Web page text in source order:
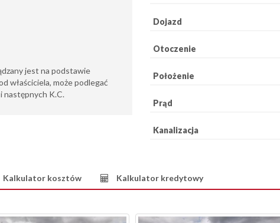
jest na podstawie
właściciela, może podlegać
następnych K.C.
Dojazd
Otoczenie
Położenie
Prąd
Kanalizacja
Kalkulator kosztów Kalkulator kredytowy